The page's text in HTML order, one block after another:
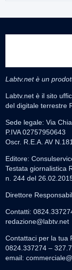
Labtv.net è un
Labtv.net è il sito
del digitale terrestre
Sede legale: Via
P.IVA 02757950643
Oscr. R.E.A. AV
Editore:
Testata giornalistica
n. 244 del
Direttore
Contatti:
redazione@labtv.net
Contattaci per la tua
0824.337274 –
email: